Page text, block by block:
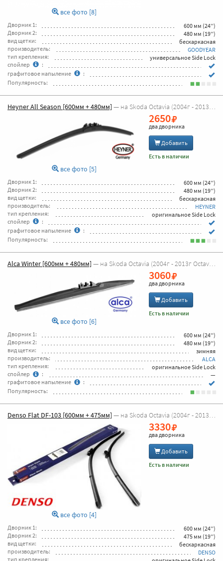
все фото [8]
Дворник 1:
600 мм (24'')
Дворник 2:
480 мм (19'')
вид щетки:
бескаркасная
производитель:
GOODYEAR
тип крепления:
универсальное Side Lock
спойлер
:
графитовое напыление
:
Популярность:
Heyner All Season [600мм + 480мм] — на Skoda Octavia (2004г - 2013г Octavia A5)
все фото [5]
2650
два дворника
Добавить
Есть в наличии
Дворник 1:
600 мм (24'')
Дворник 2:
480 мм (19'')
вид щетки:
бескаркасная
производитель:
HEYNER
тип крепления:
оригинальное Side Lock
спойлер
:
графитовое напыление
:
Популярность:
Alca Winter [600мм + 480мм] — на Skoda Octavia (2004г - 2013г Octavia A5)
все фото [6]
3060
два дворника
Добавить
Есть в наличии
Дворник 1:
600 мм (24'')
Дворник 2:
480 мм (19'')
вид щетки:
зимняя
производитель:
ALCA
тип крепления:
оригинальное Side Lock
спойлер
:
—
графитовое напыление
:
Популярность:
Denso Flat DF-103 [600мм + 475мм] — на Skoda Octavia (2004г - 2013г Octavia A5)
все фото [4]
3330
два дворника
Добавить
Есть в наличии
Дворник 1:
600 мм (24'')
Дворник 2:
475 мм (19'')
вид щетки:
бескаркасная
производитель:
DENSO
тип крепления: